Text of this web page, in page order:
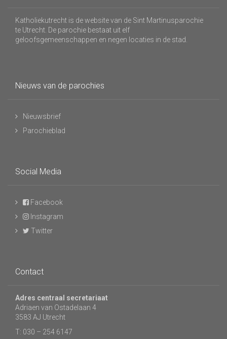
Katholiekutrecht is de website van de Sint Martinusparochie
te Utrecht. De parochie bestaat uit elf
geloofsgemeenschappen en negen locaties in de stad.
Nieuws van de parochies
Nieuwsbrief
Parochieblad
Social Media
Facebook
Instagram
Twitter
Contact
Adres centraal secretariaat
Adriaen van Ostadelaan 4
3583 AJ Utrecht
T: 030 – 254 6147